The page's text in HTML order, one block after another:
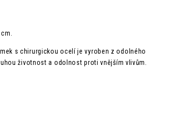
s chirurgickou ocelí je vyroben z odolného
životnost a odolnost proti vnějším vlivům.